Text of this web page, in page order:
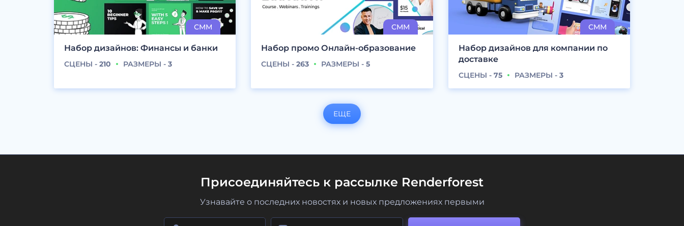
Набор дизайнов: Финансы и банки
СЦЕНЫ -210 РАЗМЕРЫ -3
Набор промо Онлайн-образование
СЦЕНЫ -263 РАЗМЕРЫ -5
Набор дизайнов для компании по
доставке
СЦЕНЫ - 75 РАЗМЕРЫ - 3
ЕЩЕ
Присоединяйтесь к рассылке Renderforest
Узнавайте о последних новостях и новых предложениях первыми